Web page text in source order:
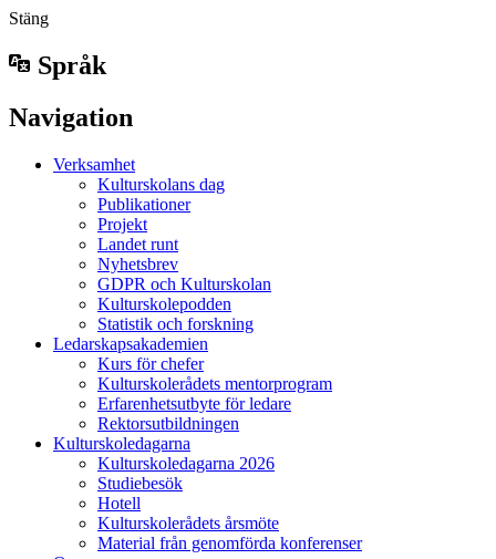
Stäng
Språk
Navigation
Verksamhet
Kulturskolans dag
Publikationer
Projekt
Landet runt
Nyhetsbrev
GDPR och Kulturskolan
Kulturskolepodden
Statistik och forskning
Ledarskapsakademien
Kurs för chefer
Kulturskolerådets mentorprogram
Erfarenhetsutbyte för ledare
Rektorsutbildningen
Kulturskoledagarna
Kulturskoledagarna 2026
Studiebesök
Hotell
Kulturskolerådets årsmöte
Material från genomförda konferenser